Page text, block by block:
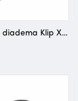
Audífonos en diadema Klip Xtreme Obsession